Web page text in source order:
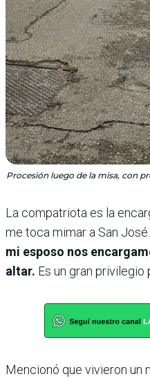
Procesión luego de la misa, con
La compatriota es la
me toca mimar a San José.
mi esposo nos
altar. Es un gran privilegio
Mencionó que vivieron un